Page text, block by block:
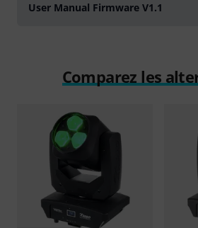
User Manual Firmware V1.1
Comparez les